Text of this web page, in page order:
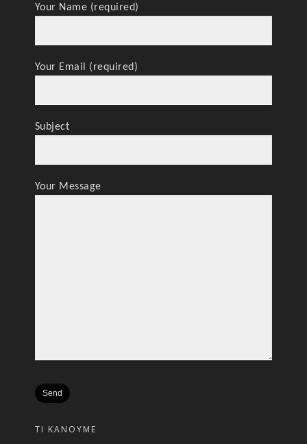
Your Name (required)
Your Email (required)
Subject
Your Message
ΤΙ ΚΑΝΟΥΜΕ